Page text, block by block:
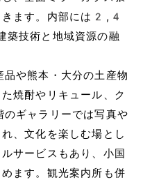
きます。内部には2,4
技術と地域資源の融
や熊本・大分の土産物
焼酎やリキュール、ク
ギャラリーでは写真や
、文化を楽しむ場とし
サービスもあり、小国
ます。観光案内所も併